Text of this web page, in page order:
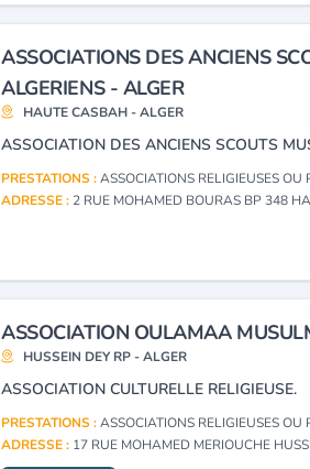
ASSOCIATIONS DES ANCIENS
ALGERIENS - ALGER
HAUTE CASBAH - ALGER
ASSOCIATION DES ANCIENS SCOUTS
PRESTATIONS :ASSOCIATIONS RELIGIEUSES OU
ADRESSE : 2 RUE MOHAMED BOURAS BP 348
ASSOCIATION OULAMAA
HUSSEIN DEY RP - ALGER
ASSOCIATION CULTURELLE RELIGIEUSE.
PRESTATIONS :ASSOCIATIONS RELIGIEUSES OU
ADRESSE : 17 RUE MOHAMED MERIOUCHE